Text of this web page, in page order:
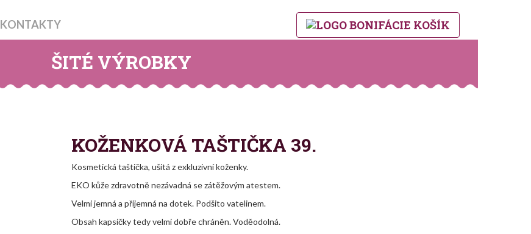
KONTAKTY KOŠÍK
ŠITÉ VÝROBKY
KOŽENKOVÁ TAŠTIČKA 39.
Kosmetická taštička, ušitá z exkluzivní koženky.
EKO kůže zdravotně nezávadná se zátěžovým atestem.
Velmi jemná a příjemná na dotek. Podšito vatelinem.
Obsah kapsičky tedy velmi dobře chráněn. Voděodolná.